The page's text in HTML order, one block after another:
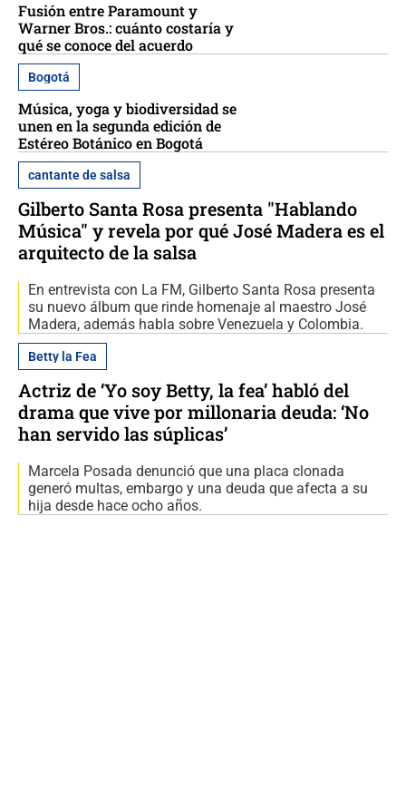
Fusión entre Paramount y
Warner Bros.: cuánto costaría y
qué se conoce del acuerdo
Bogotá
Música, yoga y biodiversidad se
unen en la segunda edición de
Estéreo Botánico en Bogotá
cantante de salsa
Gilberto Santa Rosa presenta "Hablando
Música" y revela por qué José Madera es el
arquitecto de la salsa
En entrevista con La FM, Gilberto Santa Rosa presenta
su nuevo álbum que rinde homenaje al maestro José
Madera, además habla sobre Venezuela y Colombia.
Betty la Fea
Actriz de ‘Yo soy Betty, la fea’ habló del
drama que vive por millonaria deuda: ‘No
han servido las súplicas’
Marcela Posada denunció que una placa clonada
generó multas, embargo y una deuda que afecta a su
hija desde hace ocho años.